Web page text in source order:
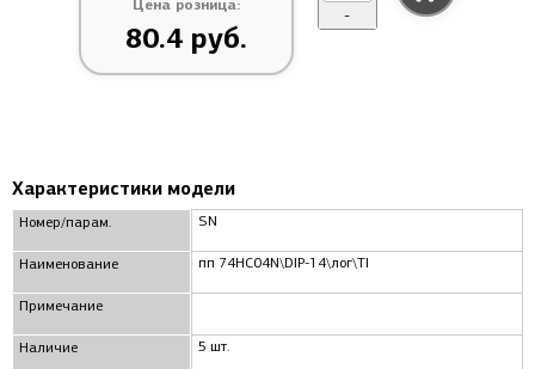
Цена розница:
80.4 руб.
-
Характеристики модели
Номер/парам.
Наименование
Примечание
Наличие
SN
пп 74HC04N\DIP-14\лог\TI
5 шт.